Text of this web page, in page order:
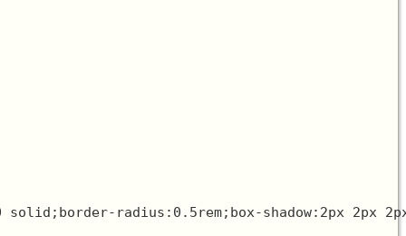
radius:0.5rem;box-shadow:2px 2px